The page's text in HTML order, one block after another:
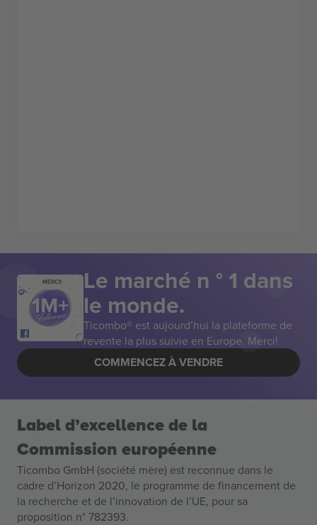
MERCI! Le marché n ° 1 dans
le monde.
Ticombo® est aujourd’hui la plateforme de
revente la plus suivie en Europe. Merci!
COMMENCEZ À VENDRE
Label d’excellence de la
Commission européenne
Ticombo GmbH (société mère) est reconnue dans le
cadre d’Horizon 2020, le programme de financement de
la recherche et de l’innovation de l’UE, pour sa
proposition n° 782393.